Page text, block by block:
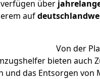
über
auf
Von der
bieten auch
und das Entsorgen von